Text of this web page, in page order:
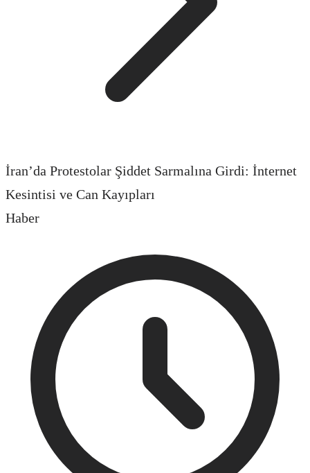
İran’da Protestolar Şiddet Sarmalına Girdi: İnternet
Kesintisi ve Can Kayıpları
Haber